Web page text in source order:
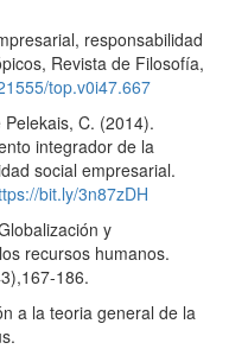
responsabilidad
Revista de Filosofía,
top.v0i47.667
C. (2014).
integrador de la
social empresarial.
bit.ly/3n87zDH
y
recursos humanos.
186.
a la teoria general de la